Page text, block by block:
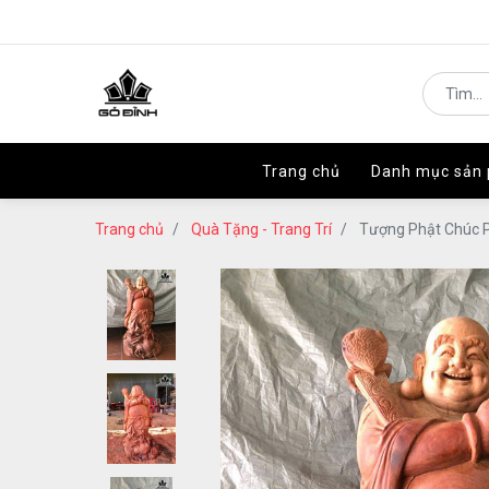
Trang chủ Danh mục sản
Trang chủ Danh mục sản
Trang chủ Quà Tặng - Trang Trí Tượng Phật Chúc